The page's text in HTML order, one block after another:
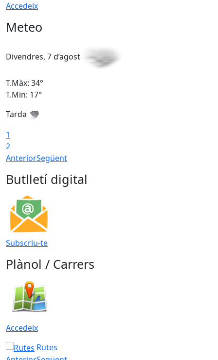
Accedeix
Meteo
Divendres, 7 d’agost
T.Màx: 34°
T.Min: 17°
Tarda
1
2
AnteriorSegüent
Butlletí digital
Subscriu-te
Plànol / Carrers
Accedeix
Rutes